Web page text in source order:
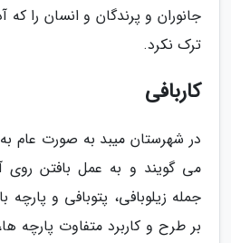
جانوران و پرندگان و انسان را
ترک نکرد.
کاربافی
در شهرستان میبد به صورت عام
می گویند و به عمل بافتن روی
جمله زیلوبافی، پتوبافی و پارچه
بر طرح و کاربرد متفاوت پارچه